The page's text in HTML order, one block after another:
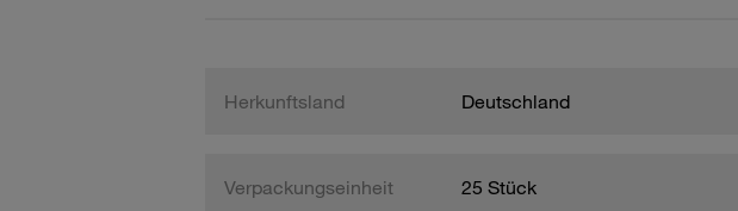
Herkunftsland Deutschland
Verpackungseinheit 25 Stück